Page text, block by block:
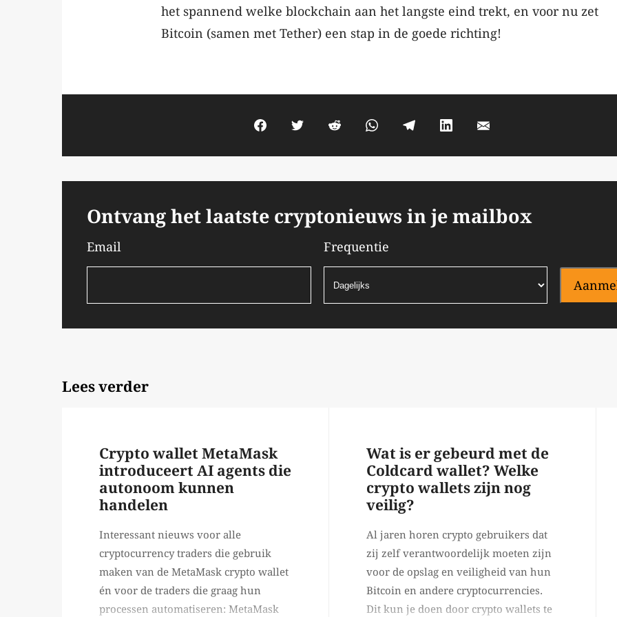
het spannend welke blockchain aan het langste eind trekt, en voor nu zet
Bitcoin (samen met Tether) een stap in de goede richting!
Ontvang het laatste cryptonieuws in je mailbox
Email Frequentie
Lees verder
Crypto wallet MetaMask
introduceert AI agents die
autonoom kunnen
handelen
Interessant nieuws voor alle
cryptocurrency traders die gebruik
maken van de MetaMask crypto wallet
én voor de traders die graag hun
processen automatiseren: MetaMask
Wat is er gebeurd met de
Coldcard wallet? Welke
crypto wallets zijn nog
veilig?
Al jaren horen crypto gebruikers dat
zij zelf verantwoordelijk moeten zijn
voor de opslag en veiligheid van hun
Bitcoin en andere cryptocurrencies.
Dit kun je doen door crypto wallets te